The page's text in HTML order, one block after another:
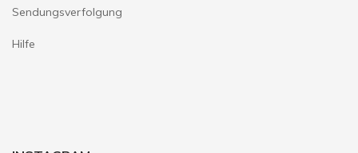
Sendungsverfolgung
Hilfe